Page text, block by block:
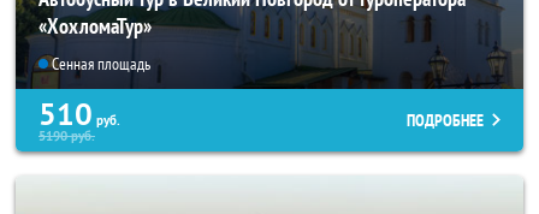
«ХохломаТур»
Сенная площадь
510 руб.
5190руб.
ПОДРОБНЕЕ